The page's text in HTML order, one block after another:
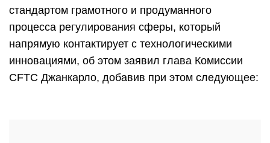
стандартом грамотного и продуманного
процесса регулирования сферы, который
напрямую контактирует с технологическими
инновациями, об этом заявил глава Комиссии
CFTC Джанкарло, добавив при этом следующее: